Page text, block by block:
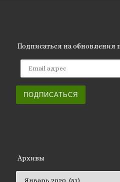
Подписаться на обновления
ПОДПИСАТЬСЯ
Архивы